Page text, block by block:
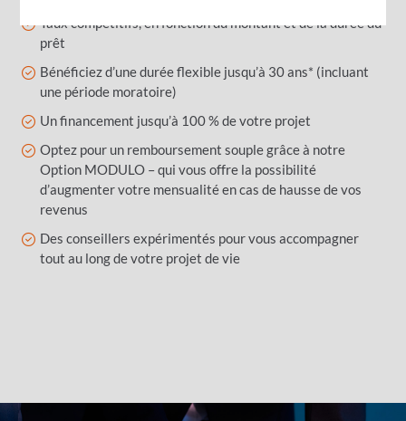
Taux compétitifs, en fonction du montant et de la durée du
prêt
Bénéficiez d’une durée flexible jusqu’à 30 ans* (incluant
une période moratoire)
Un financement jusqu’à 100 % de votre projet
Optez pour un remboursement souple grâce à notre
Option MODULO – qui vous offre la possibilité
d’augmenter votre mensualité en cas de hausse de vos
revenus
Des conseillers expérimentés pour vous accompagner
tout au long de votre projet de vie